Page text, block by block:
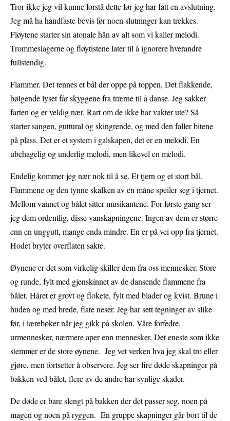
Tror ikke jeg vil kunne forstå dette før jeg har fått en avslutning.
Jeg må ha håndfaste bevis før noen slutninger kan trekkes.
Fløytene starter sin atonale hån av alt som vi kaller melodi.
Trommeslagerne og fløytistene later til å ignorere hverandre
fullstendig.
Flammer. Det tennes et bål der oppe på toppen, Det flakkende,
bølgende lyset får skyggene fra trærne til å danse. Jeg sakker
farten og er veldig nær. Rart om de ikke har vakter ute? Så
starter sangen, guttural og skingrende, og med den faller bitene
på plass. Det er et system i galskapen, det er en melodi. En
ubehagelig og underlig melodi, men likevel en melodi.
Endelig kommer jeg nær nok til å se. Et tjern og et stort bål.
Flammene og den tynne skalken av en måne speiler seg i tjernet.
Mellom vannet og bålet sitter musikantene. For første gang ser
jeg dem ordentlig, disse vanskapningene. Ingen av dem er større
enn en unggutt, mange enda mindre. En er på vei opp fra tjernet.
Hodet bryter overflaten sakte.
Øynene er det som virkelig skiller dem fra oss mennesker. Store
og runde, fylt med gjenskinnet av de dansende flammene fra
bålet. Håret er grovt og flokete, fylt med blader og kvist. Brune i
huden og med brede, flate neser. Jeg har sett tegninger av slike
før, i lærebøker når jeg gikk på skolen. Våre forfedre,
urmennesker, nærmere aper enn mennesker. Det eneste som ikke
stemmer er de store øynene. Jeg vet verken hva jeg skal tro eller
gjøre, men fortsetter å observere. Jeg ser fire døde skapninger på
bakken ved bålet, flere av de andre har synlige skader.
De døde er bare slengt på bakken der det passer seg, noen på
magen og noen på ryggen. En gruppe skapninger går bort til de